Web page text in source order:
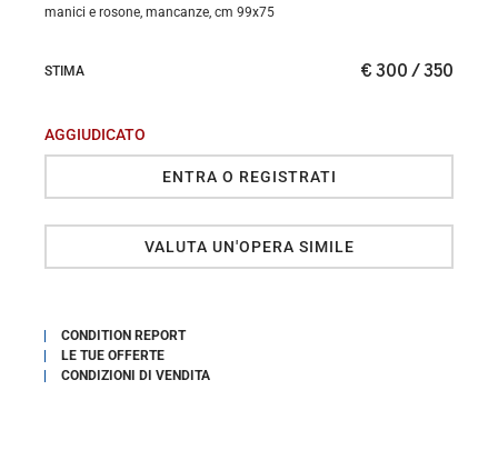
manici e rosone, mancanze, cm 99x75
€ 300 / 350
STIMA
AGGIUDICATO
ENTRA O REGISTRATI
VALUTA UN'OPERA SIMILE
CONDITION REPORT
LE TUE OFFERTE
CONDIZIONI DI VENDITA